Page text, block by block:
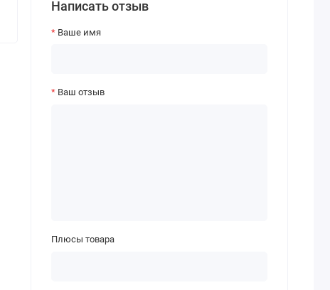
Написать отзыв
Ваше имя
Ваш отзыв
Плюсы товара